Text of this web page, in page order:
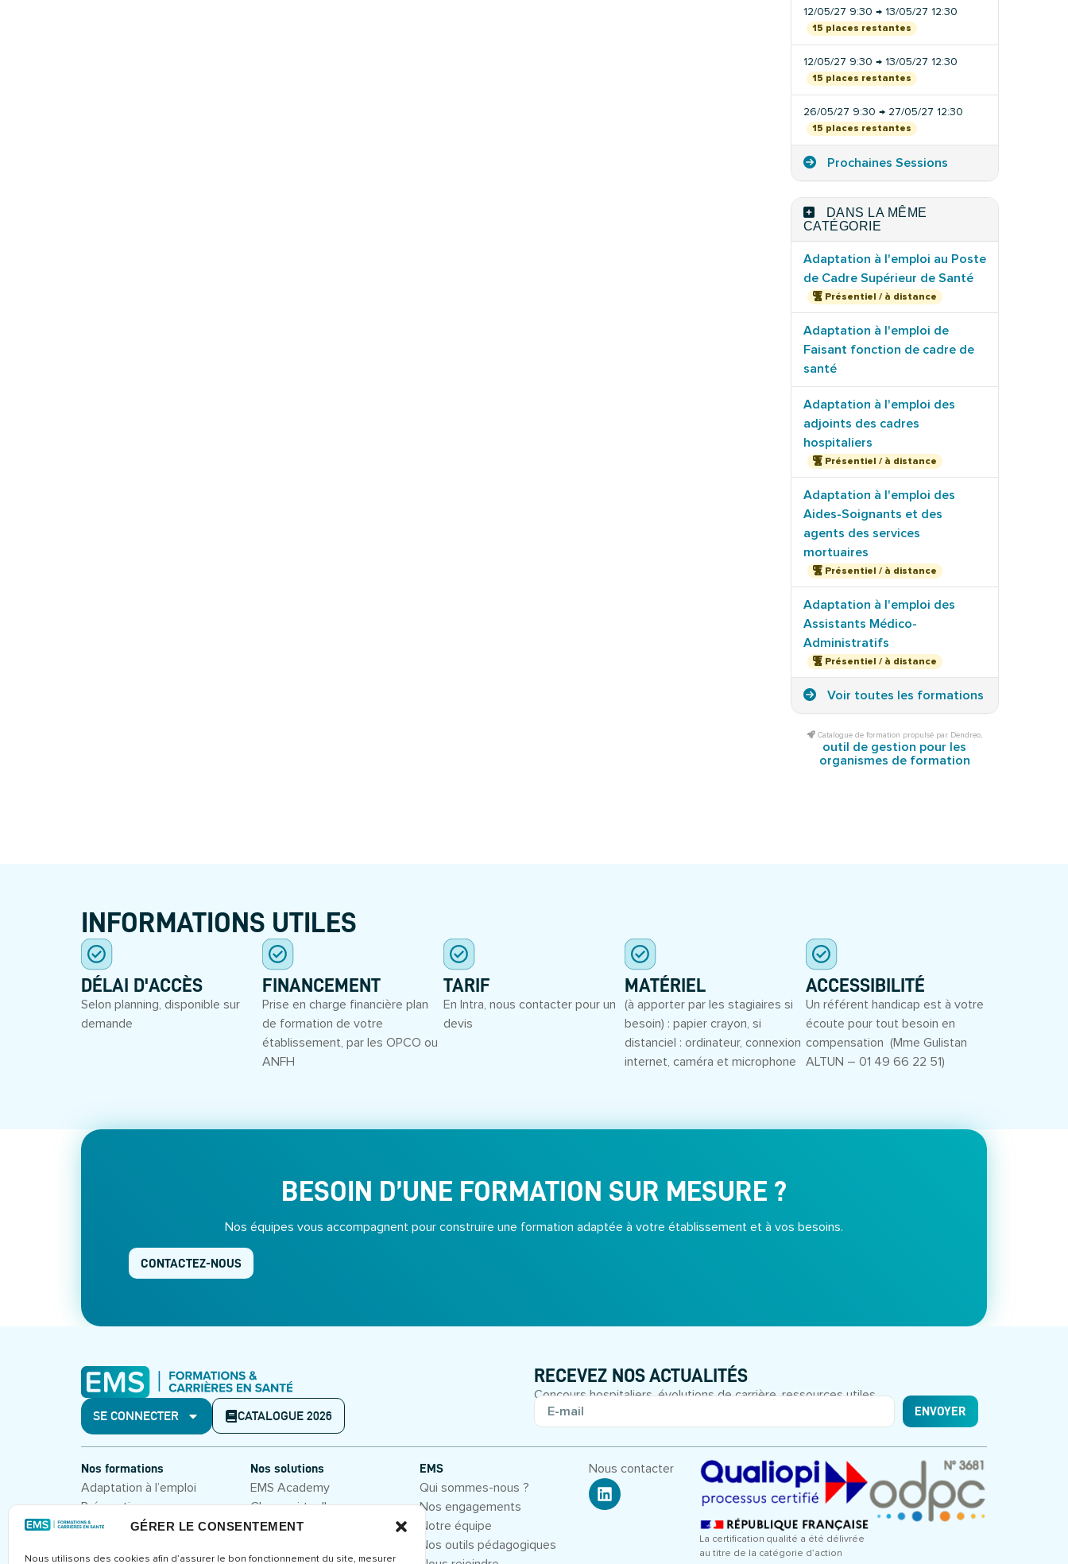
GÉRER LE CONSENTEMENT
Nous utilisons des cookies afin d’assurer le bon fonctionnement du site, mesurer
12/05/27 9:30 → 13/05/27 12:30
15 places restantes
12/05/27 9:30 → 13/05/27 12:30
15 places restantes
26/05/27 9:30 → 27/05/27 12:30
15 places restantes
Prochaines Sessions
DANS LA MÊME
CATÉGORIE
Adaptation à l'emploi au Poste
de Cadre Supérieur de Santé
Présentiel / à distance
Adaptation à l'emploi de
Faisant fonction de cadre de
santé
Adaptation à l'emploi des
adjoints des cadres
hospitaliers
Présentiel / à distance
Adaptation à l'emploi des
Aides-Soignants et des
agents des services
mortuaires
Présentiel / à distance
Adaptation à l'emploi des
Assistants Médico-
Administratifs
Présentiel / à distance
Voir toutes les formations
Catalogue de formation propulsé par Dendreo,
outil de gestion pour les
organismes de formation
INFORMATIONS UTILES
DÉLAI D'ACCÈS
Selon planning, disponible sur
demande
FINANCEMENT
Prise en charge financière plan
de formation de votre
établissement, par les OPCO ou
ANFH
TARIF
En Intra, nous contacter pour un
devis
MATÉRIEL
(à apporter par les stagiaires si
besoin) : papier crayon, si
distanciel : ordinateur, connexion
internet, caméra et microphone
ACCESSIBILITÉ
Un référent handicap est à votre
écoute pour tout besoin en
compensation (Mme Gulistan
ALTUN – 01 49 66 22 51)
BESOIN D’UNE FORMATION SUR MESURE ?
Nos équipes vous accompagnent pour construire une formation adaptée à votre établissement et à vos besoins.
CONTACTEZ-NOUS
SE CONNECTER CATALOGUE 2026
RECEVEZ NOS ACTUALITÉS
Concours hospitaliers, évolutions de carrière, ressources utiles.
ENVOYER
Nos formations
Adaptation à l’emploi
Préparation aux concours
Hôpital 2.0
Nos solutions
EMS Academy
Classe virtuelle
Formations en présentiel
EMS
Qui sommes-nous ?
Nos engagements
Notre équipe
Nos outils pédagogiques
Nous contacter
La certification qualité a été délivrée
au titre de la catégorie d’action